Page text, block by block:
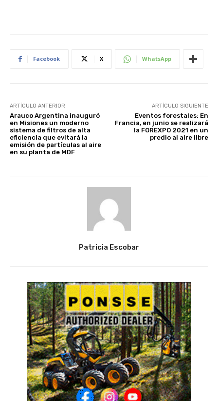
Facebook X WhatsApp
ARTÍCULO ANTERIOR
Arauco Argentina inauguró
en Misiones un moderno
sistema de filtros de alta
eficiencia que evitará la
emisión de partículas al aire
en su planta de MDF
ARTÍCULO SIGUIENTE
Eventos forestales: En
Francia, en junio se realizará
la FOREXPO 2021 en un
predio al aire libre
Patricia Escobar